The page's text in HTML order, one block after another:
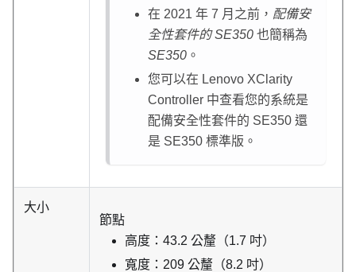
在 2021 年 7 月之前， 配備安
全性套件的 SE350 也簡稱為
SE350 。
您可以在 Lenovo XClarity
Controller 中查看您的系統是
配備安全性套件的 SE350 還
是 SE350 標準版。
大小
節點
高度：43.2 公釐（1.7 吋）
寬度：209 公釐（8.2 吋）